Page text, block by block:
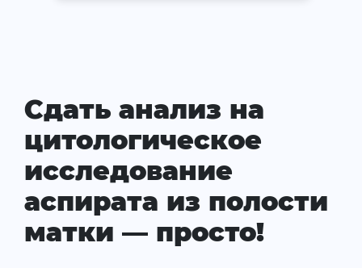
Сдать анализ на
цитологическое
исследование
аспирата из полости
матки — просто!